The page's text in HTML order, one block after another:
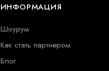
ИНФОРМАЦИЯ
Шоурум
Как стать партнером
Блог